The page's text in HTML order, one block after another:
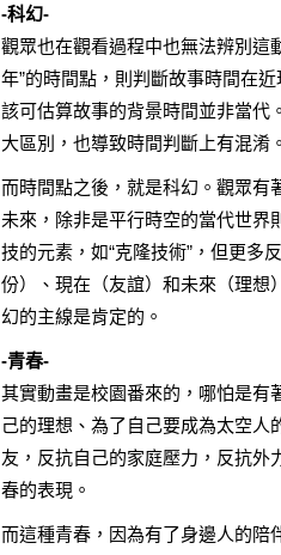
-科幻-
觀眾也在觀看過程中也無法辨別這
年”的時間點，則判斷故事時間在
該可估算故事的背景時間並非當代
大區別，也導致時間判斷上有混淆。
而時間點之後，就是科幻。觀眾有
未來，除非是平行時空的當代世界
技的元素，如“克隆技術”，但更多
份）、現在（友誼）和未來（理想
幻的主線是肯定的。
-青春-
其實動畫是校園番來的，哪怕是有
己的理想、為了自己要成為太空人
友，反抗自己的家庭壓力，反抗外
春的表現。
而這種青春，因為有了身邊人的陪